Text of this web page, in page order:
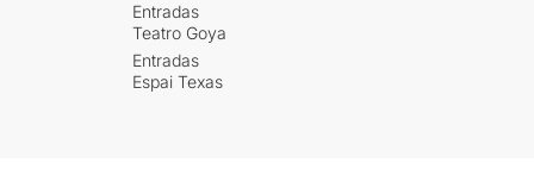
Entradas
Teatro Goya
Entradas
Espai Texas